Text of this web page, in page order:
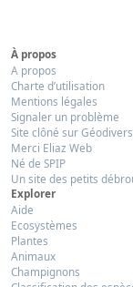
À propos
A propos
Charte d’utilisation
Mentions légales
Signaler un problème
Site clôné sur
Merci Eliaz Web
Né de SPIP
Un site des petits
Explorer
Aide
Ecosystèmes
Plantes
Animaux
Champignons